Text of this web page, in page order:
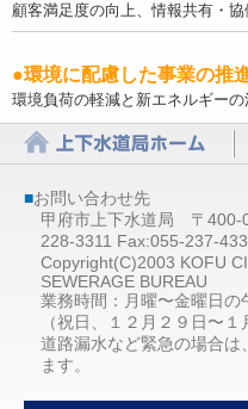
顧客満足度の向上、情報共有・
●環境に配慮した事業の推
環境負荷の軽減と新エネルギーの
■お問い合わせ先
甲府市上下水道局 〒400-
228-3311 Fax:055-237-
Copyright(C)2003 KOFU
SEWERAGE BUREAU
業務時間：月曜〜金曜日
（祝日、１２月２９日〜
道路漏水など緊急の場合は
ます。